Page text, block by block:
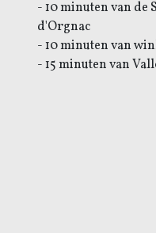
- 10 minuten van de
d'Orgnac
- 10 minuten van
- 15 minuten van